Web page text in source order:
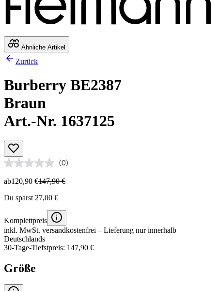
Ähnliche Artikel
Zurück
Burberry BE2387
Braun
Art.-Nr. 1637125
(0)
ab120,90 €147,90 €
Du sparst 27,00 €
Komplettpreis
inkl. MwSt. versandkostenfrei – Lieferung nur innerhalb
Deutschlands
30-Tage-Tiefstpreis: 147,90 €
Größe